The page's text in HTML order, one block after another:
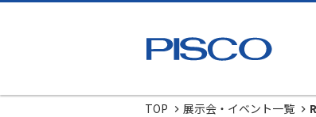
TOP
展示会・イベント一覧